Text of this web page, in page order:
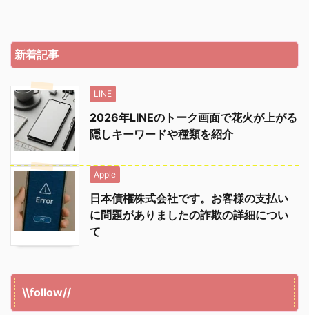
新着記事
LINE
2026年LINEのトーク画面で花火が上がる
隠しキーワードや種類を紹介
Apple
日本債権株式会社です。お客様の支払い
に問題がありましたの詐欺の詳細につい
て
\\follow//